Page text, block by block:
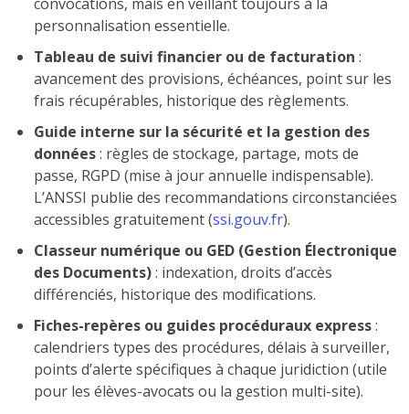
personnalisation essentielle.
Tableau de suivi financier ou de facturation :
avancement des provisions, échéances, point sur les
frais récupérables, historique des règlements.
Guide interne sur la sécurité et la gestion des
données: règles de stockage, partage, mots de
passe, RGPD (mise à jour annuelle indispensable).
L’ANSSI publie des recommandations circonstanciées
accessibles gratuitement (ssi.gouv.fr).
Classeur numérique ou GED (Gestion Électronique
des Documents): indexation, droits d’accès
différenciés, historique des modifications.
Fiches-repères ou guides procéduraux express:
calendriers types des procédures, délais à surveiller,
points d’alerte spécifiques à chaque juridiction (utile
pour les élèves-avocats ou la gestion multi-site).